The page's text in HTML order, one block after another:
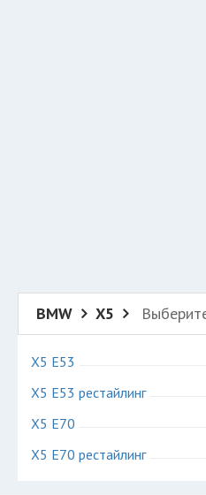
BMW X5
X5 E53
X5 E53 рестайлинг
X5 E70
X5 E70 рестайлинг